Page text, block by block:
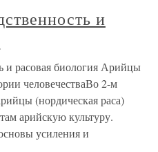
и
и расовая биология Арийцы
человечестваВо 2-м
(нордическая раса)
арийскую культуру.
усиления и